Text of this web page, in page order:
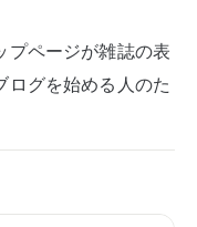
プページが雑誌の表
ログを始める人のた